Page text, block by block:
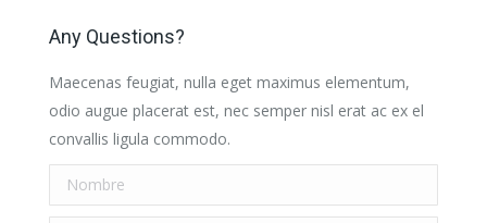
Any Questions?
Maecenas feugiat, nulla eget maximus elementum,
odio augue placerat est, nec semper nisl erat ac ex el
convallis ligula commodo.
Nombre